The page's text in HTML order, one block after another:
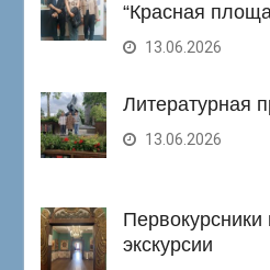
“Красная
13.06.2026
Литературная
13.06.2026
Первокурсники
экскурсии